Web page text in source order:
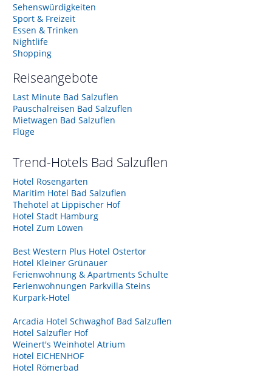
Sehenswürdigkeiten
Sport & Freizeit
Essen & Trinken
Nightlife
Shopping
Reiseangebote
Last Minute Bad Salzuflen
Pauschalreisen Bad Salzuflen
Mietwagen Bad Salzuflen
Flüge
Trend-Hotels Bad Salzuflen
Hotel Rosengarten
Maritim Hotel Bad Salzuflen
Thehotel at Lippischer Hof
Hotel Stadt Hamburg
Hotel Zum Löwen
Best Western Plus Hotel Ostertor
Hotel Kleiner Grünauer
Ferienwohnung & Apartments Schulte
Ferienwohnungen Parkvilla Steins
Kurpark-Hotel
Arcadia Hotel Schwaghof Bad Salzuflen
Hotel Salzufler Hof
Weinert's Weinhotel Atrium
Hotel EICHENHOF
Hotel Römerbad